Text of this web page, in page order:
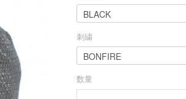
刺繍
数量